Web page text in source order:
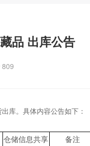
品 出库公告
809
库。具体内容公告如下：
仓储信息共享
备注